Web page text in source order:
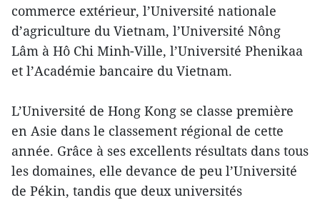
commerce extérieur, l’Université nationale
d’agriculture du Vietnam, l’Université Nông
Lâm à Hô Chi Minh-Ville, l’Université Phenikaa
et l’Académie bancaire du Vietnam.
L’Université de Hong Kong se classe première
en Asie dans le classement régional de cette
année. Grâce à ses excellents résultats dans tous
les domaines, elle devance de peu l’Université
de Pékin, tandis que deux universités